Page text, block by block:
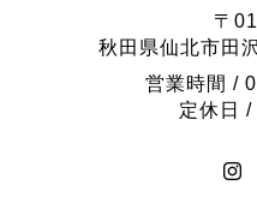
〒
秋田県仙北市田
営業時間 /
定休日 /